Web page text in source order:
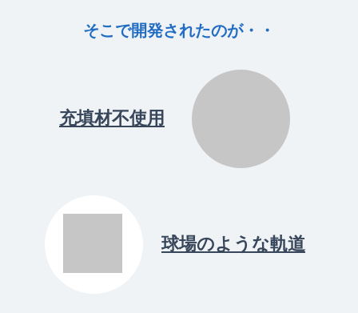
そこで開発されたのが・・
充填材不使用
球場のような軌道